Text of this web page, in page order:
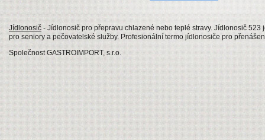
Jídlonosič - Jídlonosič pro přepravu chlazené nebo teplé stravy. Jídlonosič 523
pro seniory a pečovatelské služby. Profesionální termo jídlonosiče pro
Společnost GASTROIMPORT, s.r.o.